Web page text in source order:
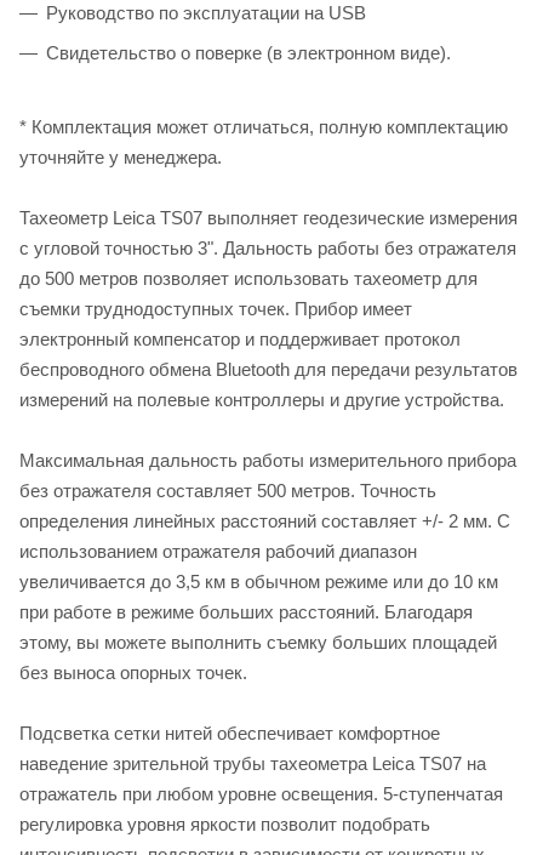
Руководство по эксплуатации на USB
Свидетельство о поверке (в электронном виде).
* Комплектация может отличаться, полную комплектацию
уточняйте у менеджера.
Тахеометр Leica TS07 выполняет геодезические измерения
с угловой точностью 3". Дальность работы без отражателя
до 500 метров позволяет использовать тахеометр для
съемки труднодоступных точек. Прибор имеет
электронный компенсатор и поддерживает протокол
беспроводного обмена Bluetooth для передачи результатов
измерений на полевые контроллеры и другие устройства.
Максимальная дальность работы измерительного прибора
без отражателя составляет 500 метров. Точность
определения линейных расстояний составляет +/- 2 мм. С
использованием отражателя рабочий диапазон
увеличивается до 3,5 км в обычном режиме или до 10 км
при работе в режиме больших расстояний. Благодаря
этому, вы можете выполнить съемку больших площадей
без выноса опорных точек.
Подсветка сетки нитей обеспечивает комфортное
наведение зрительной трубы тахеометра Leica TS07 на
отражатель при любом уровне освещения. 5-ступенчатая
регулировка уровня яркости позволит подобрать